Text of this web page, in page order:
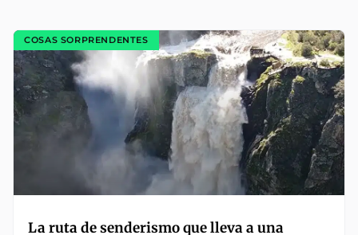
COSAS SORPRENDENTES
La ruta de senderismo que lleva a una